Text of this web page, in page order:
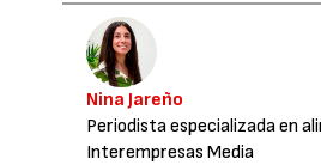
Nina Jareño
Periodista especializada en
Interempresas Media